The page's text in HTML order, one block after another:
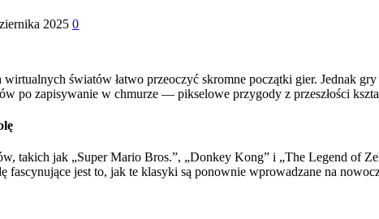
2025 0
światów łatwo przeoczyć skromne początki gier. Jednak
po zapisywanie w chmurze — pikselowe przygody z przeszłości
takich jak „Super Mario Bros.”, „Donkey Kong” i „The Legend of
jest to, jak te klasyki są ponownie wprowadzane na